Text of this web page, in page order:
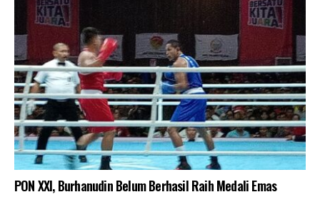
PON XXI, Burhanudin Belum Berhasil Raih Medali Emas